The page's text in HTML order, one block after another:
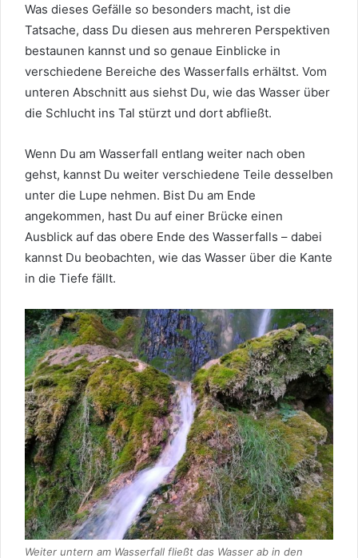
Was dieses Gefälle so besonders macht, ist die
Tatsache, dass Du diesen aus mehreren Perspektiven
bestaunen kannst und so genaue Einblicke in
verschiedene Bereiche des Wasserfalls erhältst. Vom
unteren Abschnitt aus siehst Du, wie das Wasser über
die Schlucht ins Tal stürzt und dort abfließt.
Wenn Du am Wasserfall entlang weiter nach oben
gehst, kannst Du weiter verschiedene Teile desselben
unter die Lupe nehmen. Bist Du am Ende
angekommen, hast Du auf einer Brücke einen
Ausblick auf das obere Ende des Wasserfalls – dabei
kannst Du beobachten, wie das Wasser über die Kante
in die Tiefe fällt.
Weiter untern am Wasserfall fließt das Wasser ab in den